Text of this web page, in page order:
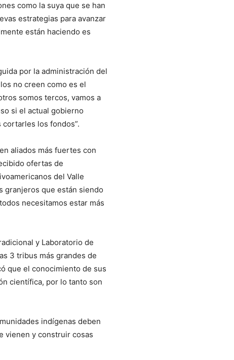
como la suya que se han
estrategias para avanzar
están haciendo es
por la administración del
no creen como es el
somos tercos, vamos a
si el actual gobierno
los fondos”.
aliados más fuertes con
ofertas de
del Valle
granjeros que están siendo
necesitamos estar más
y Laboratorio de
3 tribus más grandes de
que el conocimiento de sus
científica, por lo tanto son
indígenas deben
vienen y construir cosas